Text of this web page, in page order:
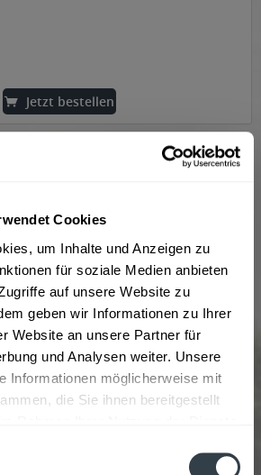
Cookies
um Inhalte und Anzeigen zu
für soziale Medien anbieten
auf unsere Website zu
geben wir Informationen zu Ihrer
Website an unsere Partner für
und Analysen weiter. Unsere
Informationen möglicherweise mit
die Sie ihnen bereitgestellt
Jetzt bestellen
0,7l
und charismatischer Klassiker,
Originalrezept hergestellt wird. Seine
er dem Talent des meisterhaften